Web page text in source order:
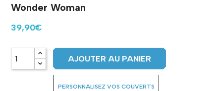
Wonder Woman
39,90€
AJOUTER AU PANIER
PERSONNALISEZ VOS COUVERTS